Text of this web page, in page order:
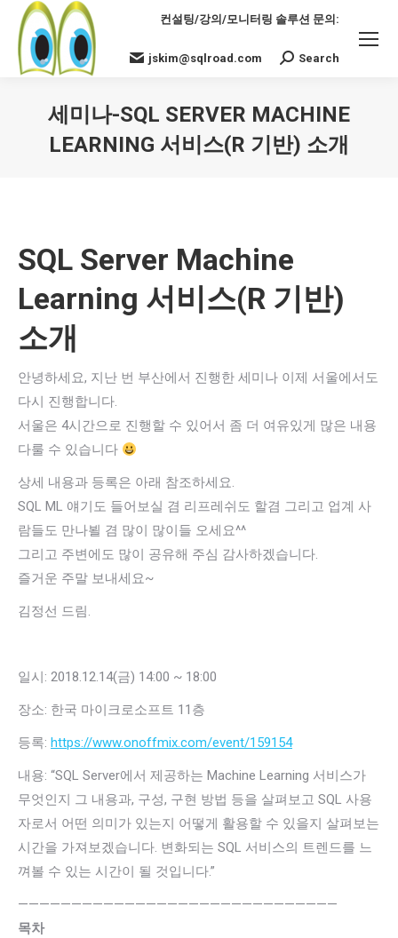
컨설팅/강의/모니터링 솔루션 문의:
jskim@sqlroad.com Search:
Search
세미나-SQL SERVER MACHINE
LEARNING 서비스(R 기반) 소개
SQL Server Machine
Learning 서비스(R 기반)
소개
안녕하세요, 지난 번 부산에서 진행한 세미나 이제 서울에서도
다시 진행합니다.
서울은 4시간으로 진행할 수 있어서 좀 더 여유있게 많은 내용
다룰 수 있습니다
상세 내용과 등록은 아래 참조하세요.
SQL ML 얘기도 들어보실 겸 리프레쉬도 할겸 그리고 업계 사
람들도 만나뵐 겸 많이 많이들 오세요^^
그리고 주변에도 많이 공유해 주심 감사하겠습니다.
즐거운 주말 보내세요~
김정선 드림.
일시: 2018.12.14(금) 14:00 ~ 18:00
장소: 한국 마이크로소프트 11층
등록: https://www.onoffmix.com/event/159154
내용: “SQL Server에서 제공하는 Machine Learning 서비스가
무엇인지 그 내용과, 구성, 구현 방법 등을 살펴보고 SQL 사용
자로서 어떤 의미가 있는지 어떻게 활용할 수 있을지 살펴보는
시간을 가져보겠습니다. 변화되는 SQL 서비스의 트렌드를 느
껴볼 수 있는 시간이 될 것입니다.”
——————————————————————————————
목차